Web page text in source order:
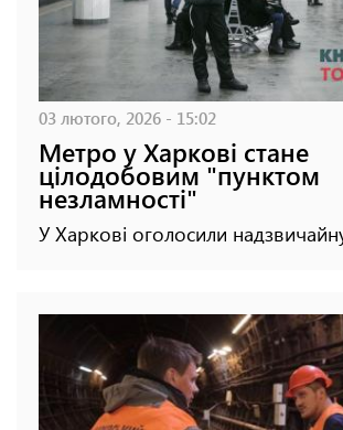
03 лютого, 2026 - 15:02
Метро у Харкові стане
цілодобовим "пунктом
незламності"
У Харкові оголосили